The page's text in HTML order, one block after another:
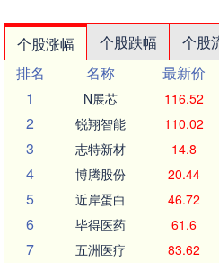
个股涨幅 个股跌幅 个股
排名
名称 最新价
1
N展芯 116.52
2 锐翔智能 110.02
3 志特新材 14.8
4 博腾股份 20.44
5 近岸蛋白 46.72
6 毕得医药 61.6
7 五洲医疗 83.62